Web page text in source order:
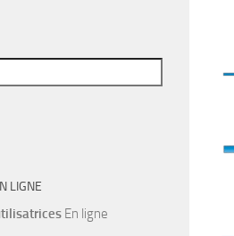
LIGNE
En ligne